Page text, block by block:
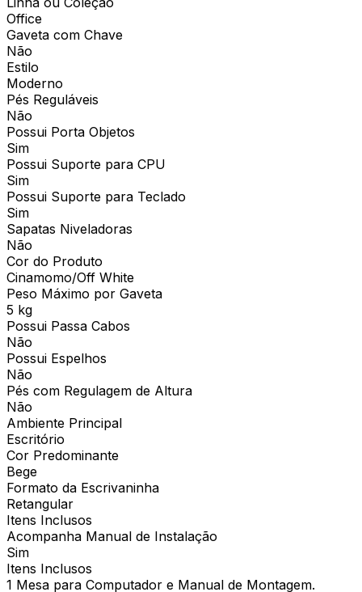
Office
Gaveta com Chave
Não
Estilo
Moderno
Pés Reguláveis
Não
Possui Porta Objetos
Sim
Possui Suporte para CPU
Sim
Possui Suporte para Teclado
Sim
Sapatas Niveladoras
Não
Cor do Produto
Cinamomo/Off White
Peso Máximo por Gaveta
5 kg
Possui Passa Cabos
Não
Possui Espelhos
Não
Pés com Regulagem de Altura
Não
Ambiente Principal
Escritório
Cor Predominante
Bege
Formato da Escrivaninha
Retangular
Itens Inclusos
Acompanha Manual de Instalação
Sim
Itens Inclusos
1 Mesa para Computador e Manual de Montagem.